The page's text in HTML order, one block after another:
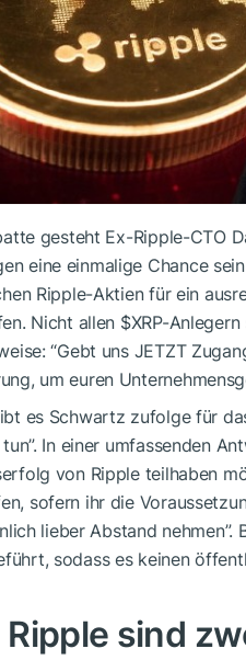
gesteht Ex-Ripple-CTO
eine einmalige Chance
Ripple-Aktien für ein
Nicht allen $XRP-Anlegern
“Gebt uns JETZT
um euren
es Schwartz zufolge für
In einer umfassenden
von Ripple teilhaben
sofern ihr die
lieber Abstand nehmen”.
sodass es keinen
Ripple sind